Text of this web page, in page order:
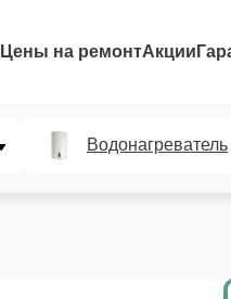
Цены на ремонтАкции
Водонагреватель